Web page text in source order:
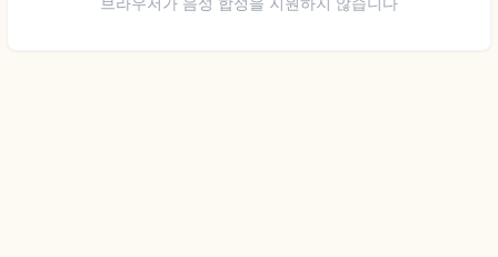
브라우저가 음성 합성을 지원하지 않습니다